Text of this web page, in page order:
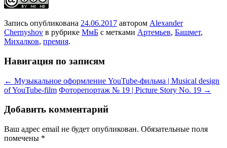
Запись опубликована 24.06.2017 автором Alexander
Chernyshov в рубрике МмБ с метками Артемьев, Башмет,
Михалков, премия.
Навигация по записям
← Музыкальное оформление YouTube-фильма | Musical design
of YouTube-film Фоторепортаж № 19 | Picture Story No. 19 →
Добавить комментарий
Ваш адрес email не будет опубликован. Обязательные поля
помечены *